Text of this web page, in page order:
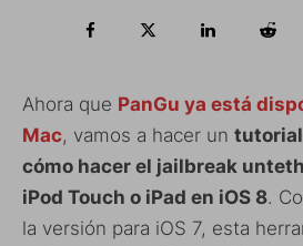
Ahora que PanGu ya está
Mac, vamos a hacer un tutorial
cómo hacer el jailbreak
iPod Touch o iPad en iOS 8.
la versión para iOS 7, esta